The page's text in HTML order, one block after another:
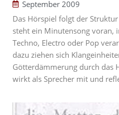
September 2009
Das Hörspiel folgt der
steht ein Minutensong voran,
Techno, Electro oder Pop
dazu ziehen sich
Götterdämmerung durch das
wirkt als Sprecher mit und